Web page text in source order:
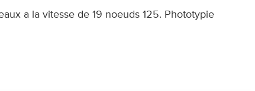
a la vitesse de 19 noeuds 125. Phototypie